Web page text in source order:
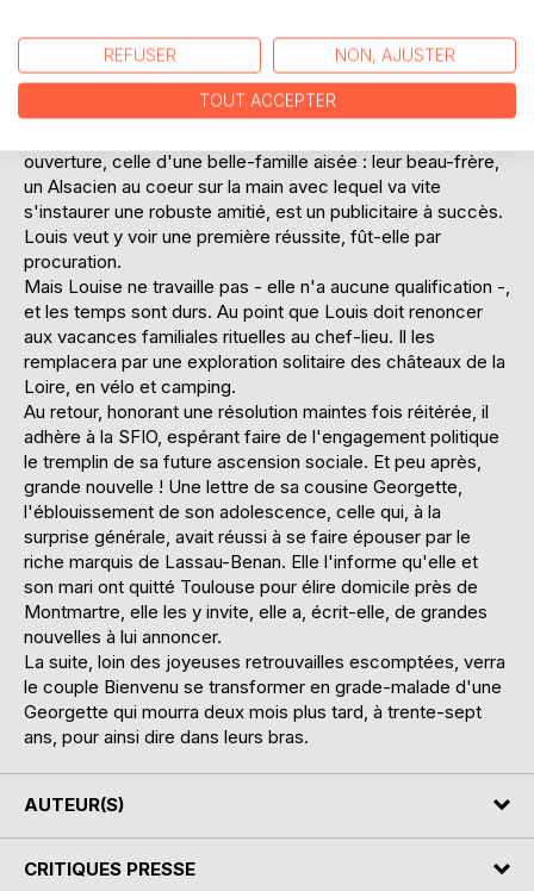
d'hôtel pour un appartement dans ce même quartier
ouvrier du vingtième arrondissement. Au seuil de ce
onzième tome, second de la 3e Époque, Louis, maintenant
en règle avec l'état civil, s'installe insidieusement dans la
ouverture, celle d'une belle-famille aisée : leur beau-frère,
un Alsacien au coeur sur la main avec lequel va vite
s'instaurer une robuste amitié, est un publicitaire à succès.
Louis veut y voir une première réussite, fût-elle par
procuration.
Mais Louise ne travaille pas - elle n'a aucune qualification -,
et les temps sont durs. Au point que Louis doit renoncer
aux vacances familiales rituelles au chef-lieu. Il les
remplacera par une exploration solitaire des châteaux de la
Loire, en vélo et camping.
Au retour, honorant une résolution maintes fois réitérée, il
adhère à la SFIO, espérant faire de l'engagement politique
le tremplin de sa future ascension sociale. Et peu après,
grande nouvelle ! Une lettre de sa cousine Georgette,
l'éblouissement de son adolescence, celle qui, à la
surprise générale, avait réussi à se faire épouser par le
riche marquis de Lassau-Benan. Elle l'informe qu'elle et
son mari ont quitté Toulouse pour élire domicile près de
Montmartre, elle les y invite, elle a, écrit-elle, de grandes
nouvelles à lui annoncer.
La suite, loin des joyeuses retrouvailles escomptées, verra
le couple Bienvenu se transformer en grade-malade d'une
Georgette qui mourra deux mois plus tard, à trente-sept
ans, pour ainsi dire dans leurs bras.
AUTEUR(S)
CRITIQUES PRESSE
REFUSER NON, AJUSTER
TOUT ACCEPTER